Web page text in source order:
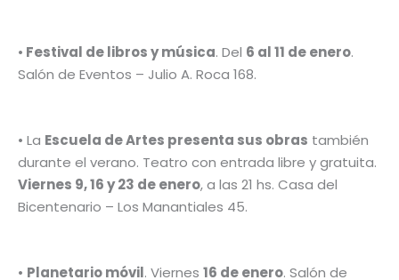
• Festival de libros y música. Del 6 al 11 de enero.
Salón de Eventos – Julio A. Roca 168.
• La Escuela de Artes presenta sus obras también
durante el verano. Teatro con entrada libre y gratuita.
Viernes 9, 16 y 23 de enero, a las 21 hs. Casa del
Bicentenario – Los Manantiales 45.
• Planetario móvil. Viernes 16 de enero. Salón de